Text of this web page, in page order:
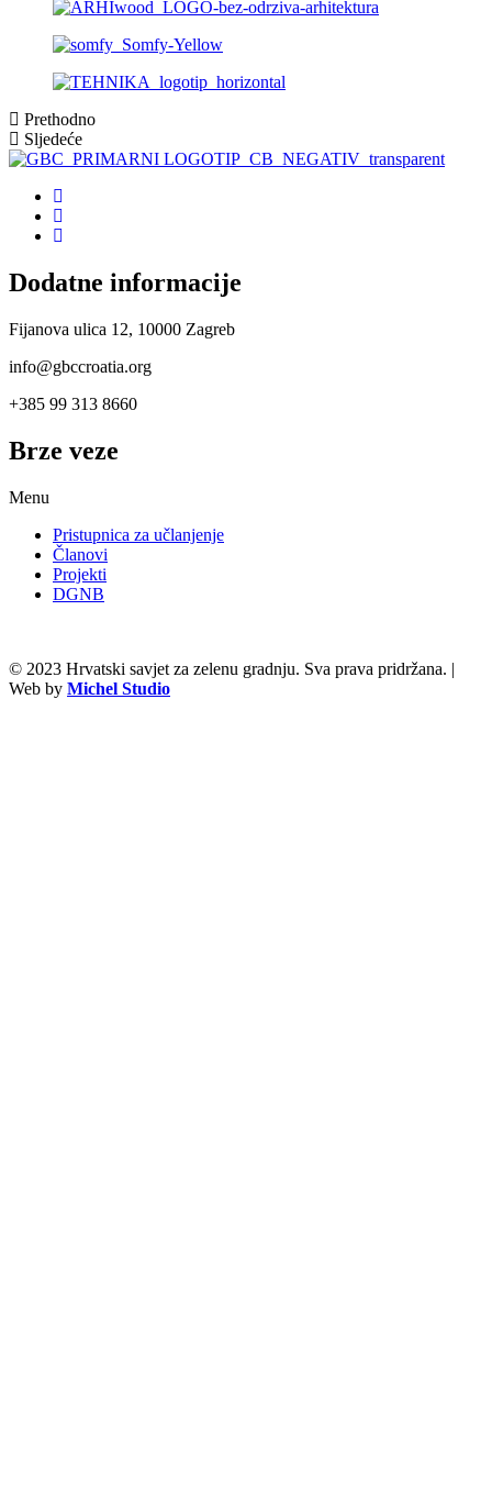
Prethodno
Sljedeće
Dodatne informacije
Fijanova ulica 12, 10000 Zagreb
info@gbccroatia.org
+385 99 313 8660
Brze veze
Menu
Pristupnica za učlanjenje
Članovi
Projekti
DGNB
© 2023 Hrvatski savjet za zelenu gradnju. Sva prava pridržana. |
Web by Michel Studio